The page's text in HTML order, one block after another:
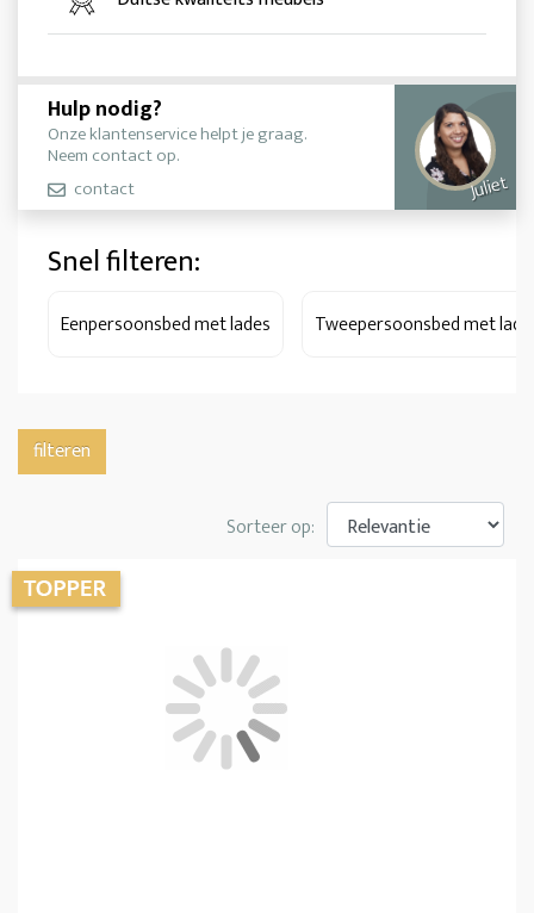
Hulp nodig?
Onze klantenservice helpt je graag.
Neem contact op.
contact
Juliet
Snel filteren:
Eenpersoonsbed met lades Tweepersoonsbed met
filteren
Sorteer op: